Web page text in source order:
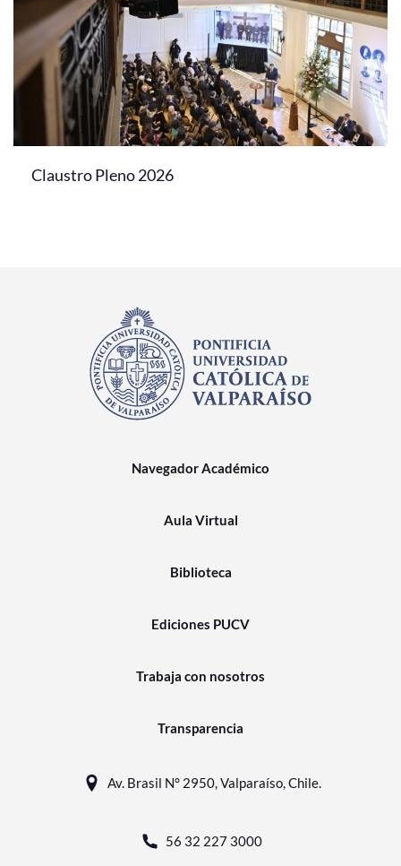
Claustro Pleno 2026
Navegador Académico
Aula Virtual
Biblioteca
Ediciones PUCV
Trabaja con nosotros
Transparencia
Av. Brasil N° 2950, Valparaíso, Chile.
56 32 227 3000